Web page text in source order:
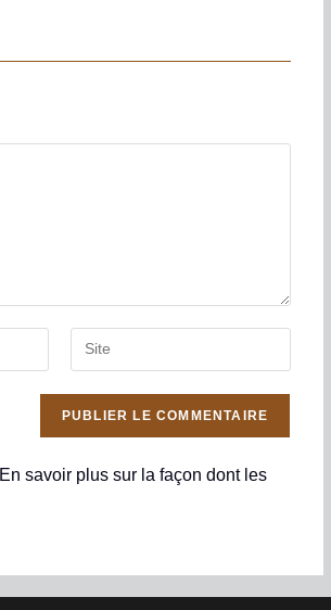
En savoir plus sur la façon dont les